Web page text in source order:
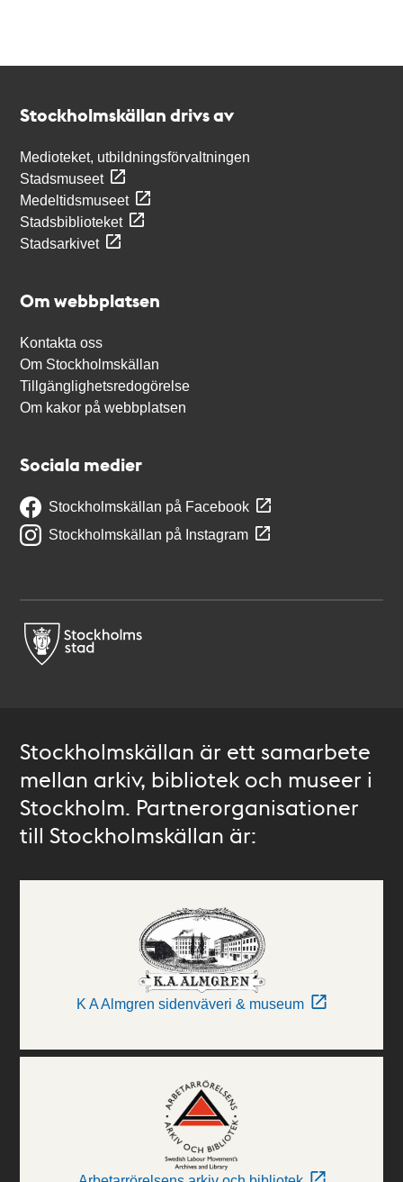
Stockholmskällan drivs av
Medioteket, utbildningsförvaltningen
Stadsmuseet
Medeltidsmuseet
Stadsbiblioteket
Stadsarkivet
Om webbplatsen
Kontakta oss
Om Stockholmskällan
Tillgänglighetsredogörelse
Om kakor på webbplatsen
Sociala medier
Stockholmskällan på Facebook
Stockholmskällan på Instagram
Stockholmskällan är ett samarbete
mellan arkiv, bibliotek och museer i
Stockholm. Partnerorganisationer
till Stockholmskällan är:
K A Almgren sidenväveri & museum